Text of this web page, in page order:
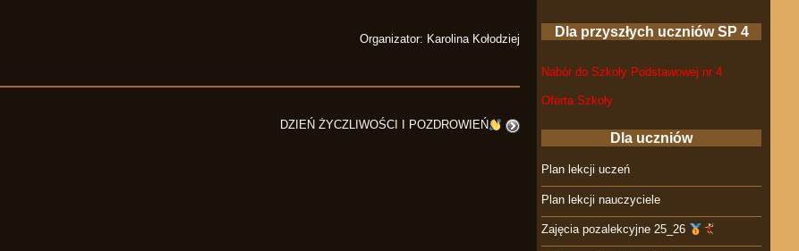
Organizator: Karolina Kołodziej
DZIEŃ ŻYCZLIWOŚCI I POZDROWIEŃ
Dla przyszłych uczniów SP 4
Nabór do Szkoły Podstawowej nr 4
Oferta Szkoły
Dla uczniów
Plan lekcji uczeń
Plan lekcji nauczyciele
Zajęcia pozalekcyjne 25_26